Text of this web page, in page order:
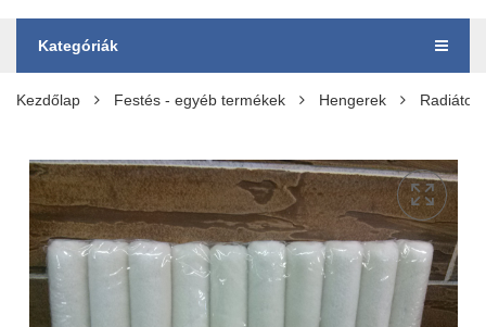
Kategóriák
Kezdőlap Festés - egyéb termékek Hengerek Radiátor